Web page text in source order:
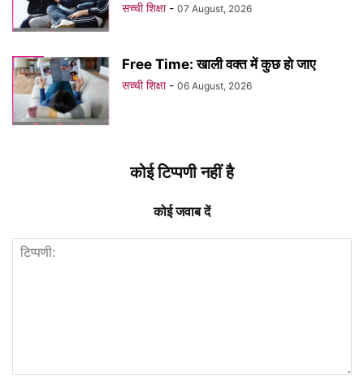
सच्ची शिक्षा - 07 August, 2026
Free Time: खाली वक्त में कुछ हो जाए
सच्ची शिक्षा - 06 August, 2026
कोई टिप्पणी नहीं है
कोई जवाब दें